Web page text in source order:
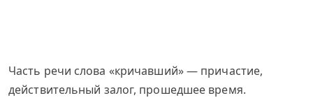
Часть речи слова «кричавший» — причастие,
действительный залог, прошедшее время.